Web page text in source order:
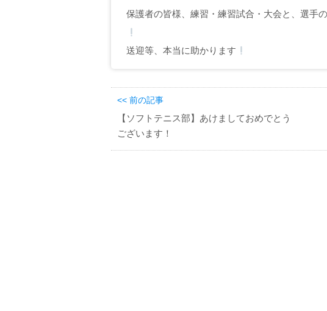
保護者の皆様、練習・練習試合・大会と、選手
送迎等、本当に助かります
<< 前の記事
【ソフトテニス部】あけましておめでとう
ございます！